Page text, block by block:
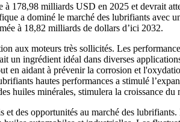
à 178,98 milliards USD en 2025 et devrait
a dominé le marché des lubrifiants
à 18,82 milliards de dollars d’ici 2032.
aux moteurs très sollicités. Les
un ingrédient idéal dans diverses
en aidant à prévenir la corrosion et
hautes performances a stimulé
huiles minérales, stimulera la croissance
des opportunités au marché des